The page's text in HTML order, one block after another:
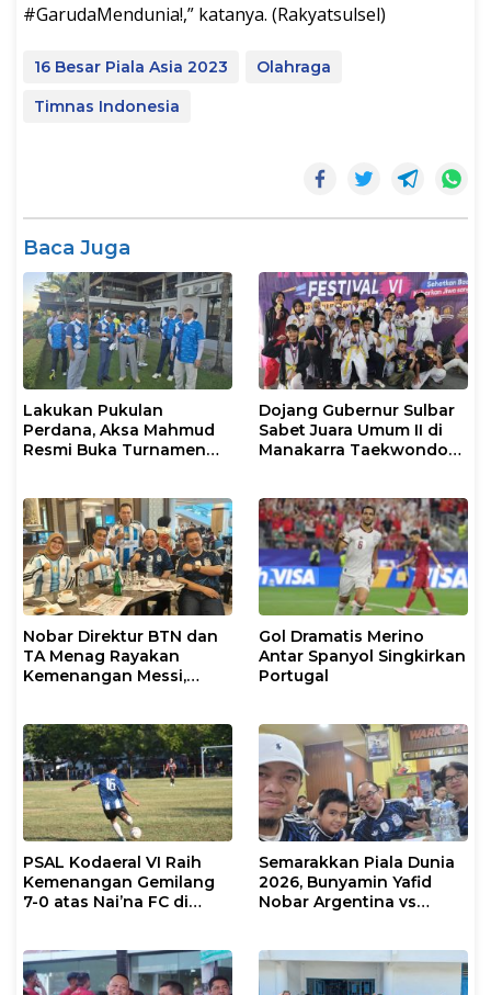
#GarudaMendunia!,” katanya. (Rakyatsulsel)
16 Besar Piala Asia 2023
Olahraga
Timnas Indonesia
Baca Juga
Lakukan Pukulan
Perdana, Aksa Mahmud
Resmi Buka Turnamen
Dojang Gubernur Sulbar
Sabet Juara Umum II di
Manakarra Taekwondo
Nobar Direktur BTN dan
TA Menag Rayakan
Kemenangan Messi,
Gol Dramatis Merino
Antar Spanyol Singkirkan
Portugal
PSAL Kodaeral VI Raih
Kemenangan Gemilang
7-0 atas Nai’na FC di
Semarakkan Piala Dunia
2026, Bunyamin Yafid
Nobar Argentina vs